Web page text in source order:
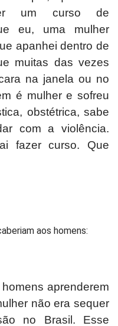
um curso de
eu, uma mulher
apanhei dentro de
muitas das vezes
na janela ou no
é mulher e sofreu
obstétrica, sabe
com a violência.
fazer curso. Que
aos homens:
aprenderem
não era sequer
no Brasil. Esse